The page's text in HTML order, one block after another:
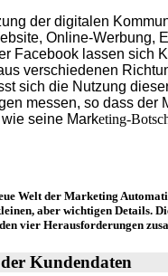
der digitalen
Online-Werbung,
Facebook lassen sich
verschiedenen
sich die Nutzung
messen, so dass der
seine Marketing-
Welt der Marketing
aber wichtigen Details.
vier Herausforderungen
Kundendaten